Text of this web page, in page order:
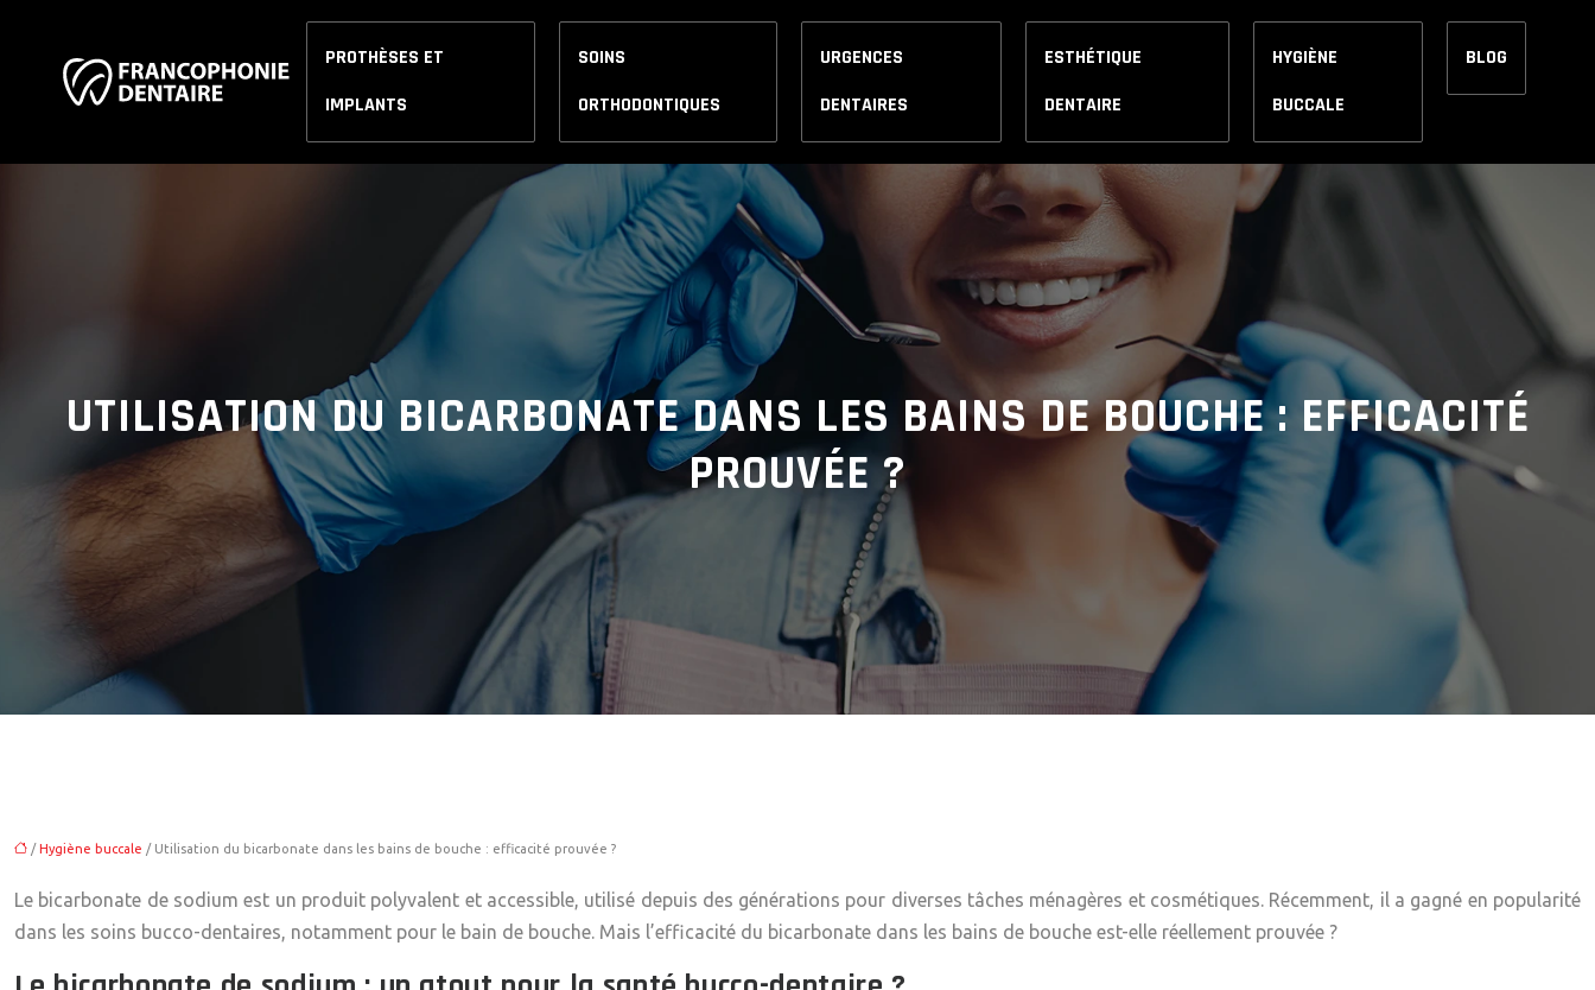
PROTHÈSES ET
IMPLANTS
SOINS
ORTHODONTIQUES
URGENCES
DENTAIRES
ESTHÉTIQUE
DENTAIRE
HYGIÈNE
BUCCALE
BLOG
UTILISATION DU BICARBONATE DANS LES BAINS DE BOUCHE : EFFICACITÉ
PROUVÉE ?
/Hygiène buccale / Utilisation du bicarbonate dans les bains de bouche : efficacité prouvée ?
Le bicarbonate de sodium est un produit polyvalent et accessible, utilisé depuis des générations pour diverses tâches ménagères et cosmétiques. Récemment, il a gagné en popularité
dans les soins bucco-dentaires, notamment pour le bain de bouche. Mais l’efficacité du bicarbonate dans les bains de bouche est-elle réellement prouvée ?